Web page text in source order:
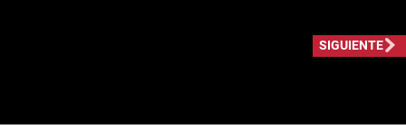
SIGUIENTE